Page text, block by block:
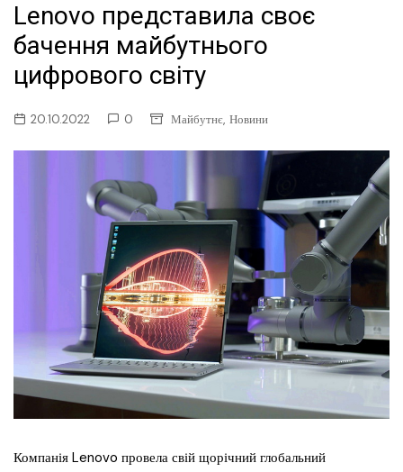
Lenovo представила своє
бачення майбутнього
цифрового світу
20.10.2022 0 Майбутнє, Новини
Компанія Lenovo провела свій щорічний глобальний